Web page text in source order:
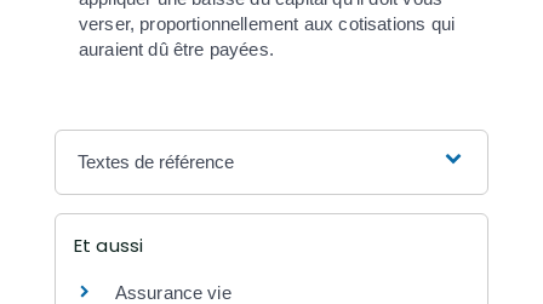
verser, proportionnellement aux cotisations qui
auraient dû être payées.
Textes de référence
Et aussi
Assurance vie